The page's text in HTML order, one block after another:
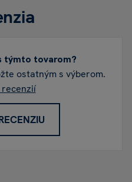
týmto tovarom?
ostatným s výberom.